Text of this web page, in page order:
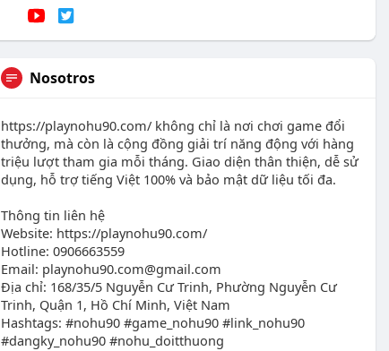
Nosotros
https://playnohu90.com/ không chỉ là nơi chơi game đổi
thưởng, mà còn là cộng đồng giải trí năng động với hàng
triệu lượt tham gia mỗi tháng. Giao diện thân thiện, dễ sử
dụng, hỗ trợ tiếng Việt 100% và bảo mật dữ liệu tối đa.
Thông tin liên hệ
Website: https://playnohu90.com/
Hotline: 0906663559
Email: playnohu90.com@gmail.com
Địa chỉ: 168/35/5 Nguyễn Cư Trinh, Phường Nguyễn Cư
Trinh, Quận 1, Hồ Chí Minh, Việt Nam
Hashtags: #nohu90 #game_nohu90 #link_nohu90
#dangky_nohu90 #nohu_doitthuong